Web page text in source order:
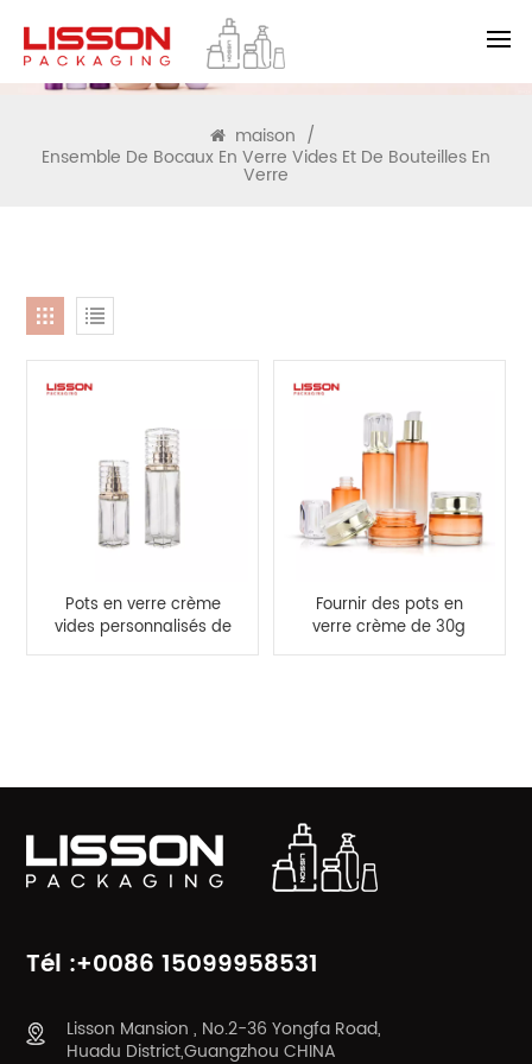
RECHERCHE
maison /
Ensemble De Bocaux En Verre Vides Et De Bouteilles En
Verre
Pots en verre crème
vides personnalisés de
30 g 50 g et bouteille
Fournir des pots en
verre crème de 30g
50g et un ensemble
Tél :+0086 15099958531
Lisson Mansion , No.2-36 Yongfa Road,
Huadu District,Guangzhou CHINA